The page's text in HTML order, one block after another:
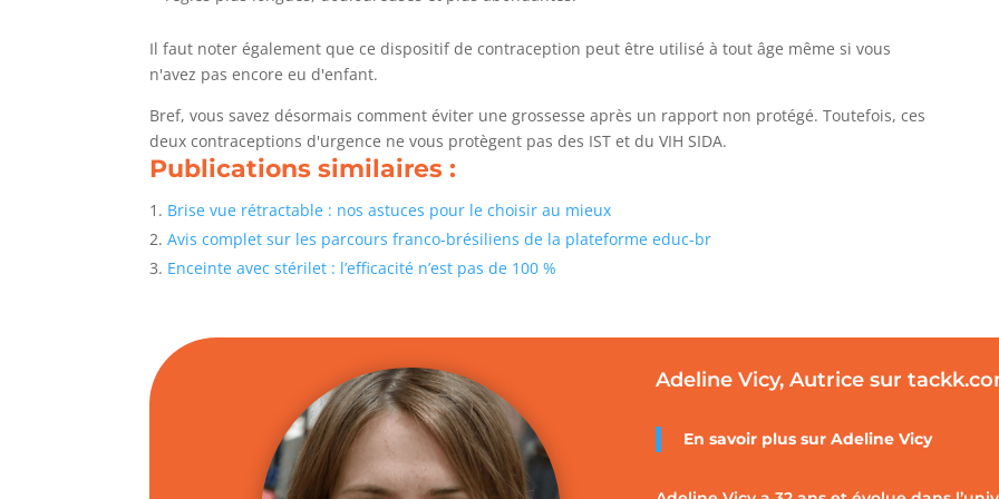
Il faut noter également que ce dispositif de contraception peut être utilisé à tout âge même si vous
n'avez pas encore eu d'enfant.
Bref, vous savez désormais comment éviter une grossesse après un rapport non protégé. Toutefois, ces
deux contraceptions d'urgence ne vous protègent pas des IST et du VIH SIDA.
Publications similaires :
Brise vue rétractable : nos astuces pour le choisir au mieux
Avis complet sur les parcours franco-brésiliens de la plateforme educ-br
Enceinte avec stérilet : l’efficacité n’est pas de 100 %
Adeline Vicy, Autrice sur
En savoir plus surAdeline Vicy